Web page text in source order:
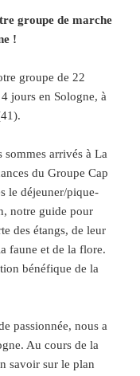
groupe de marche
!
groupe de 22
jours en Sologne, à
sommes arrivés à La
du Groupe Cap
le déjeuner/pique-
notre guide pour
des étangs, de leur
faune et de la flore.
bénéfique de la
passionnée, nous a
Au cours de la
savoir sur le plan